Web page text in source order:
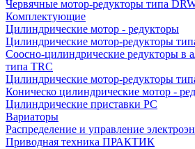
Червячные мотор-редукторы типа
Комплектующие
Цилиндрические мотор - редукторы
Цилиндрические мотор-редукторы
Соосно-цилиндрические редукторы в
типа TRC
Цилиндрические мотор-редукторы
Коническо цилиндрические мотор -
Цилиндрические приставки PC
Вариаторы
Распределение и управление
Приводная техника ПРАКТИК